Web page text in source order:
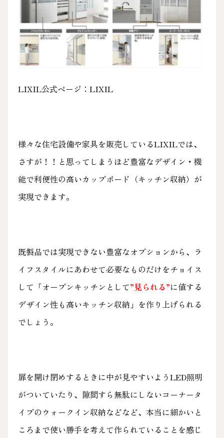
LIXIL公式ページ： LIXIL
様々な住宅設備や家具を販売しているLIXILでは、
さすが！！と思ってしまうほど豊富なデザイン・機
能で利便性の高いカップボード（キッチン収納）が
実現できます。
既製品では実現できない豊富なオプションから、ラ
イフスタイルにあわせて必要なものだけをチョイス
して「オープンキッチンとして”見られる”に値する
デザイン性も高いキッチン収納」を作り上げられる
でしょう。
扉を開け閉めするときに中が見やすいようLED照明
がついていたり、隙間すら無駄にしないコーナータ
イプのウォークイン収納などなど、本当に細かいと
ころまで使い勝手を考えて作られていることを感じ